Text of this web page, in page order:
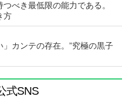
べき最低限の能力である。
方
」カンテの存在。”究極の黒子
式SNS